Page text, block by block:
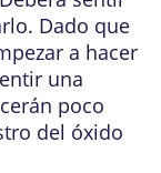
Dado que
a hacer
una
poco
del óxido